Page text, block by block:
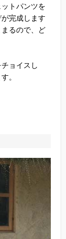
トパンツを
完成します
るので、ど
ョイスし
。